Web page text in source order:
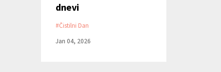
dnevi
#čistilni Dan
Jan 04, 2026